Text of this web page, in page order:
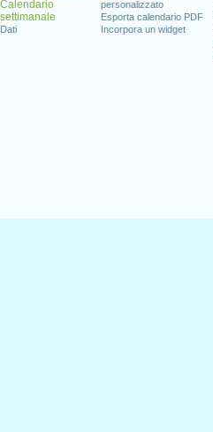
Calendario
settimanale
Dati
personalizzato
Esporta calendario PDF
Incorpora un widget